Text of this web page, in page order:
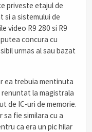
priveste etajul de
si a sistemului de
video R9 280 si R9
concura cu
urmas al sau bazat
ea trebuia mentinuta
renuntat la magistrala
de IC-uri de memorie.
fie similara cu a
ca era un pic hilar